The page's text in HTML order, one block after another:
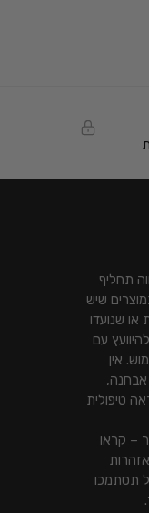
תחליף
שיש
שנועדו
עם
אין
טיפולית
– קראו
תסתמכו